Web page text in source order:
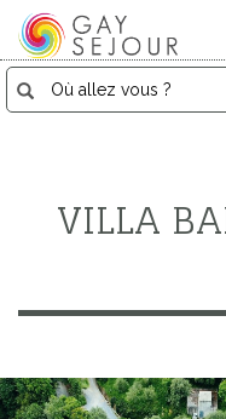
VILLA